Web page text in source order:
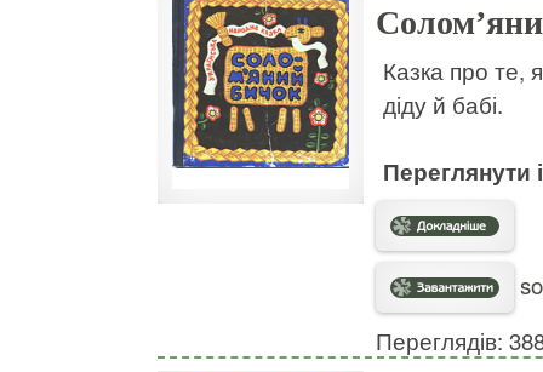
Казка про те,
діду й бабі.
Переглянути
Переглядів: